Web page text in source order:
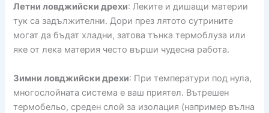
Летни ловджийски дрехи: Леките и дишащи материи
тук са задължителни. Дори през лятото сутрините
могат да бъдат хладни, затова тънка термоблуза или
яке от лека материя често върши чудесна работа.
Зимни ловджийски дрехи: При температури под нула,
многослойната система е ваш приятел. Вътрешен
термобельо, среден слой за изолация (например вълна